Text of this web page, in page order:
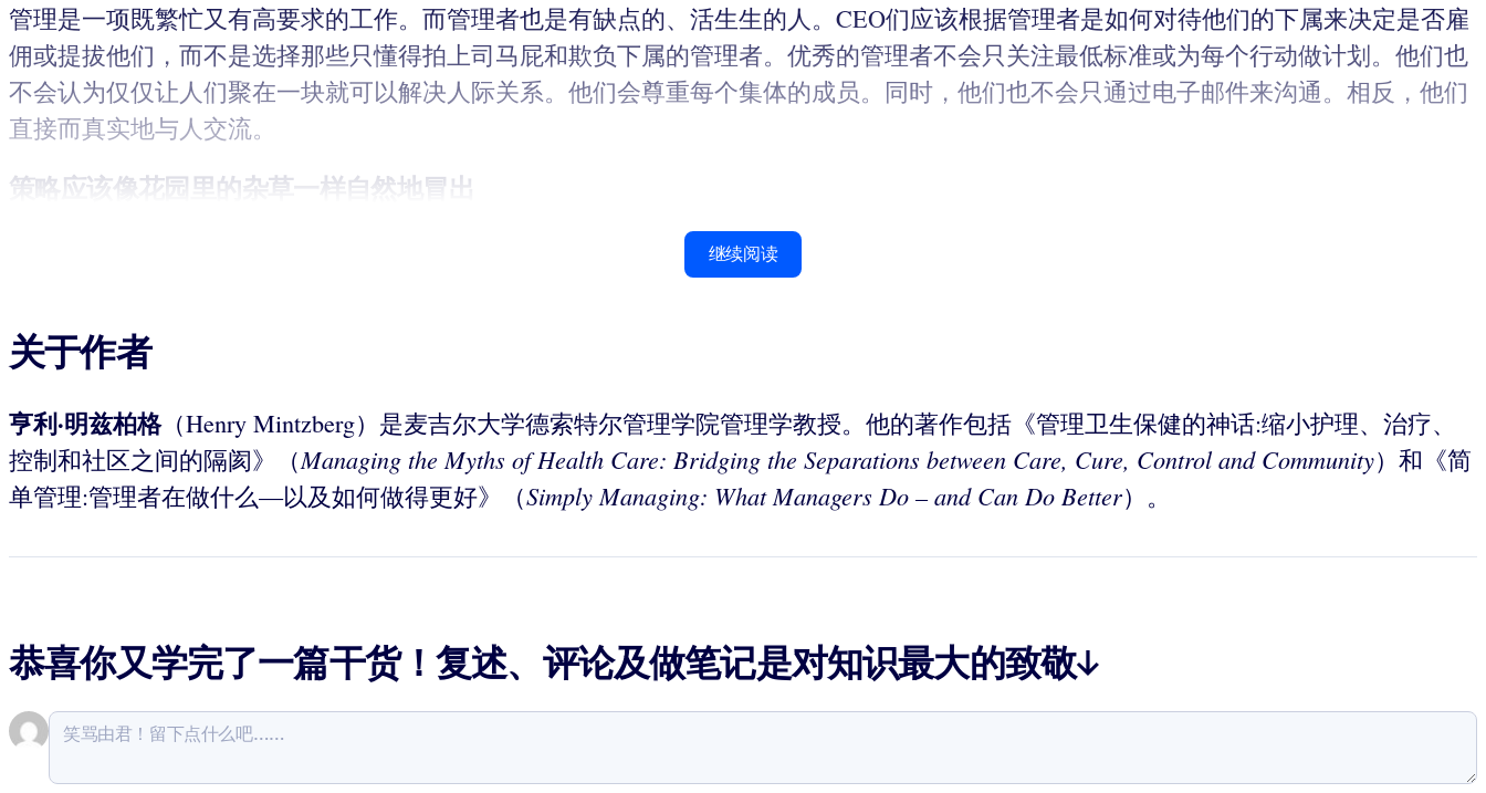
管理是一项既繁忙又有高要求的工作。而管理者也是有缺点的、活生生的人。CEO们应该根据管理者是如何对待他们的下属来决定是否雇
佣或提拔他们，而不是选择那些只懂得拍上司马屁和欺负下属的管理者。优秀的管理者不会只关注最低标准或为每个行动做计划。他们也
不会认为仅仅让人们聚在一块就可以解决人际关系。他们会尊重每个集体的成员。同时，他们也不会只通过电子邮件来沟通。相反，他们
直接而真实地与人交流。
策略应该像花园里的杂草一样自然地冒出
继续阅读
关于作者
亨利·明兹柏格（Henry Mintzberg）是麦吉尔大学德索特尔管理学院管理学教授。他的著作包括《管理卫生保健的神话:缩小护理、治疗、
控制和社区之间的隔阂》（Managing the Myths of Health Care: Bridging the Separations between Care, Cure, Control and Community）和《简
单管理:管理者在做什么—以及如何做得更好》（Simply Managing: What Managers Do – and Can Do Better）。
恭喜你又学完了一篇干货！复述、评论及做笔记是对知识最大的致敬↓